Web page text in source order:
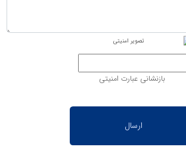
بازنشانی عبارت امنیتی